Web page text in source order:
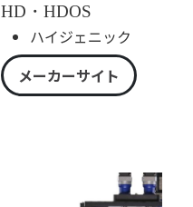
HD・HDOS
ハイジェニック
メーカーサイト